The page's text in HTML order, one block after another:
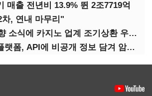
매출 전년비 13.9% 뛴 2조7719억
, 연내 마무리"
"관광기금 상향 소식에 카지노 업계 조기상환 우려"
모두의 창업 플랫폼, API에 비공개 정보 담겨 암호키까지 새나갔다